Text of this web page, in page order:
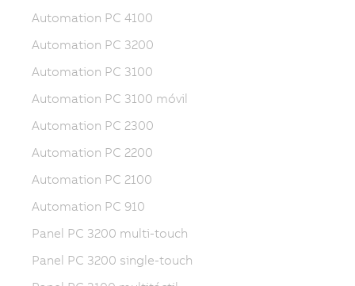
Automation PC 4100
Automation PC 3200
Automation PC 3100
Automation PC 3100 móvil
Automation PC 2300
Automation PC 2200
Automation PC 2100
Automation PC 910
Panel PC 3200 multi-touch
Panel PC 3200 single-touch